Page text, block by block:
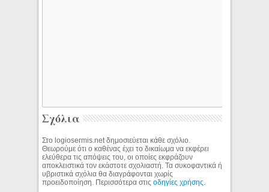
Σχόλια
Στο logiosermis.net δημοσιεύεται κάθε σχόλιο.
Θεωρούμε ότι ο καθένας έχει το δικαίωμα να εκφέρει
ελεύθερα τις απόψεις του, οι οποίες εκφράζουν
αποκλειστικά τον εκάστοτε σχολιαστή. Τα συκοφαντικά ή
υβριστικά σχόλια θα διαγράφονται χωρίς
προειδοποίηση. Περισσότερα στιςοδηγίες χρήσης.